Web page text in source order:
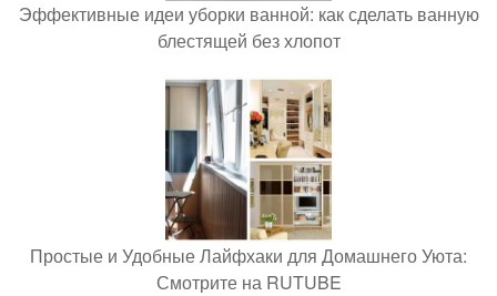
Эффективные идеи уборки ванной: как сделать ванную
блестящей без хлопот
Простые и Удобные Лайфхаки для Домашнего Уюта:
Смотрите на RUTUBE